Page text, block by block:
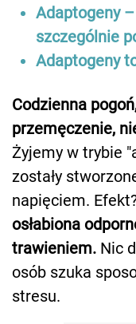
Adaptogeny
szczególnie
Adaptogeny
Codzienna
przemęczenie,
Żyjemy w trybie
zostały
napięciem.
osłabiona
trawieniem. Nic
osób szuka
stresu.